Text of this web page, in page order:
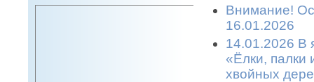
Внимание!
16.01.2026
14.01.2026 В
«Ёлки, палки
хвойных